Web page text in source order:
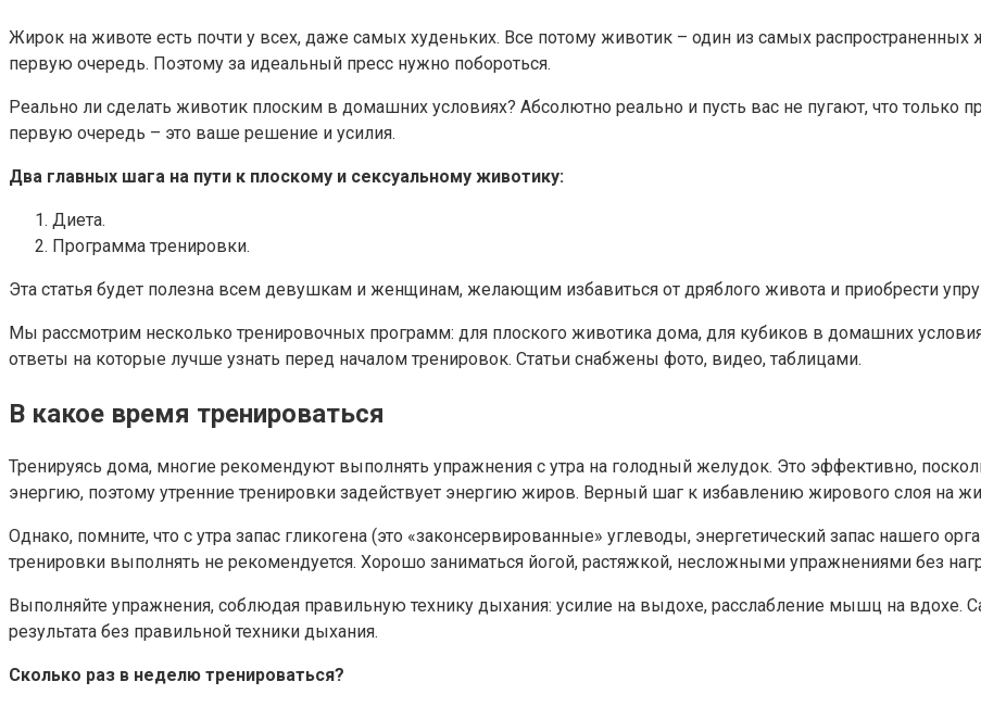
Жирок на животе есть почти у всех, даже самых худеньких. Все потому животик – один из самых
первую очередь. Поэтому за идеальный пресс нужно побороться.
Реально ли сделать животик плоским в домашних условиях? Абсолютно реально и пусть вас не пугают, что только
первую очередь – это ваше решение и усилия.
Два главных шага на пути к плоскому и сексуальному животику:
Диета.
Программа тренировки.
Эта статья будет полезна всем девушкам и женщинам, желающим избавиться от дряблого живота и приобрести
Мы рассмотрим несколько тренировочных программ: для плоского животика дома, для кубиков в домашних
ответы на которые лучше узнать перед началом тренировок. Статьи снабжены фото, видео, таблицами.
В какое время тренироваться
Тренируясь дома, многие рекомендуют выполнять упражнения с утра на голодный желудок. Это эффективно,
энергию, поэтому утренние тренировки задействует энергию жиров. Верный шаг к избавлению жирового слоя на
Однако, помните, что с утра запас гликогена (это «законсервированные» углеводы, энергетический запас нашего
тренировки выполнять не рекомендуется. Хорошо заниматься йогой, растяжкой, несложными упражнениями без
Выполняйте упражнения, соблюдая правильную технику дыхания: усилие на выдохе, расслабление мышц на вдохе.
результата без правильной техники дыхания.
Сколько раз в неделю тренироваться?